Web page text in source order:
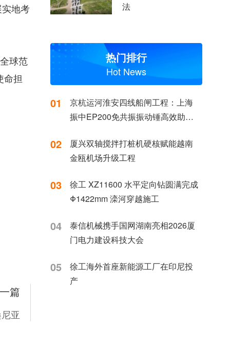
地考
球范
命担
篇
亚
法
热门排行
Hot News
01
京杭运河淮安四线船闸工程：上海
振中EP200免共振振动锤高效助力
02
厦兴双轴搅拌打桩机硬核赋能越南
金瓯机场升级工程
03
徐工 XZ11600 水平定向钻圆满完成
Φ1422mm 滦河穿越施工
04
泰信机械携手国网湖南亮相2026厦
门电力建设科技大会
05
徐工海外首座新能源工厂在印尼投
产